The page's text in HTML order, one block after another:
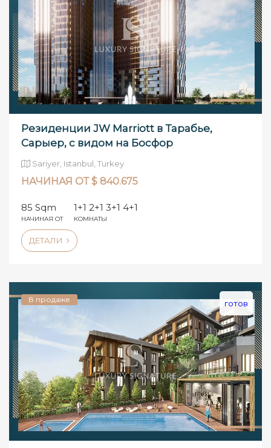
Резиденции JW Marriott в Тарабье,
Сарыер, с видом на Босфор
Sariyer, Istanbul, Turkey
НАЧИНАЯ ОТ $ 840.675
85 Sqm
НАЧИНАЯ ОТ
1+1 2+1 3+1 4+1
КОМНАТЫ
ДЕТАЛИ
В продаже готов